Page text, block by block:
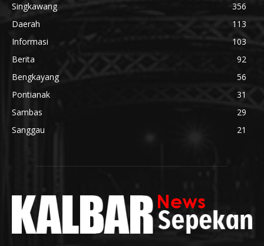
Singkawang
356
Daerah
113
Informasi
103
Berita
92
Bengkayang
56
Pontianak
31
Sambas
29
Sanggau
21